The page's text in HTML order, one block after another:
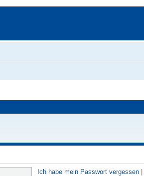
Ich habe mein Passwort vergessen |